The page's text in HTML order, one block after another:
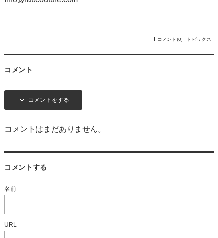
コメント(0) トピックス
コメント
コメントをする
コメントはまだありません。
コメントする
名前
URL